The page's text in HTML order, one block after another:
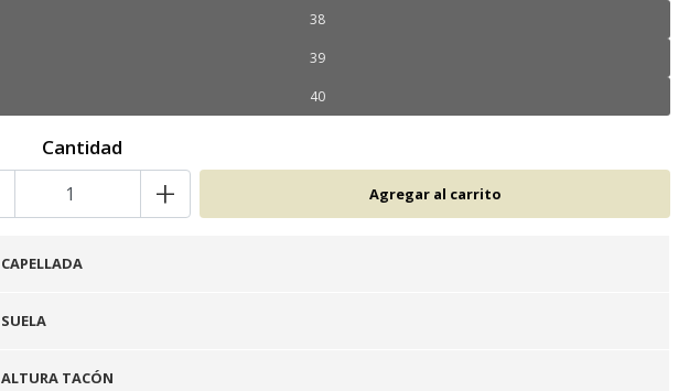
38
39
40
Cantidad
+
CAPELLADA
Cuero
SUELA
Goma
ALTURA TACÓN